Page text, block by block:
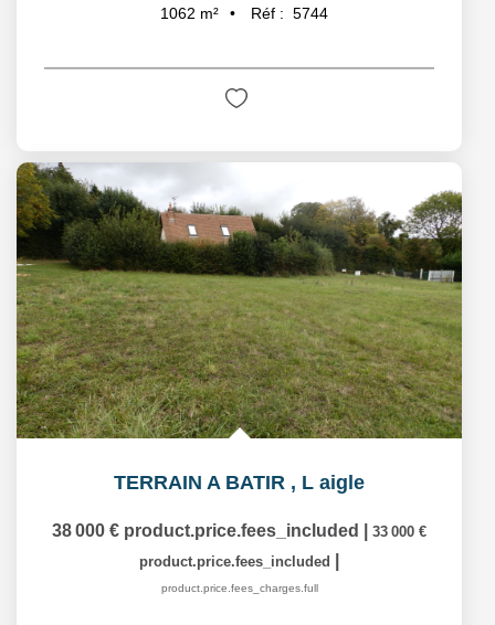
1062 m² Réf : 5744
TERRAIN A BATIR , L aigle
38 000 € product.price.fees_included
33 000 €
product.price.fees_included
product.price.fees_charges.full